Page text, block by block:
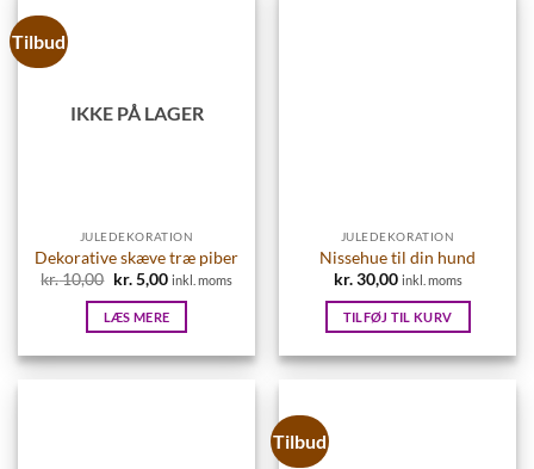
Tilbud
IKKE PÅ LAGER
JULEDEKORATION
Dekorative skæve træ piber
kr.10,00 Den
pris
var:
kr.5,00Den
pris
er:
inkl. moms
LÆS MERE
JULEDEKORATION
Nissehue til din hund
kr.30,00 inkl. moms
TILFØJ TIL KURV
Tilbud